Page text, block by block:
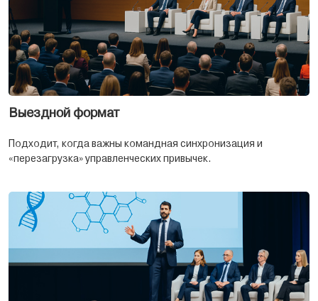
Выездной формат
Подходит, когда важны командная синхронизация и
«перезагрузка» управленческих привычек.